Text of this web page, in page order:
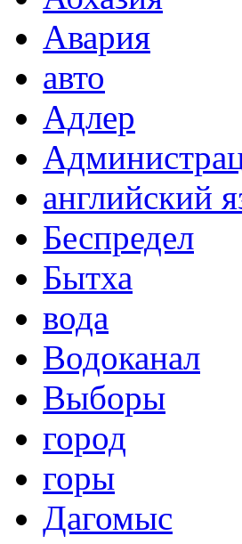
Авария
авто
Адлер
английский
Беспредел
Бытха
вода
Водоканал
Выборы
город
горы
Дагомыс